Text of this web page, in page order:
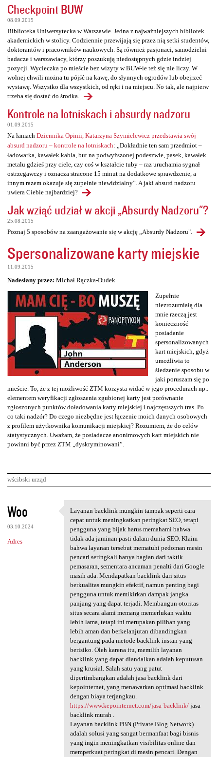
Checkpoint BUW
08.09.2015
Biblioteka Uniwersytecka w Warszawie. Jedna z najważniejszych bibliotek
akademickich w stolicy. Codziennie przewijają się przez nią setki studentów,
doktorantów i pracowników naukowych. Są również pasjonaci, samodzielni
badacze i warszawiacy, którzy poszukują niedostępnych gdzie indziej
pozycji. Wycieczka po mieście bez wizyty w BUW-ie też się nie liczy. W
wolnej chwili można tu pójść na kawę, do słynnych ogrodów lub obejrzeć
wystawę. Wszystko dla wszystkich, od ręki i na miejscu. No tak, ale najpierw
trzeba się dostać do środka.
Kontrole na lotniskach i absurdy nadzoru
01.09.2015
Na łamach Dziennika Opinii, Katarzyna Szymielewicz przedstawia swój
absurd nadzoru – kontrole na lotniskach: „Dokładnie ten sam przedmiot –
ładowarka, kawałek kabla, but na podwyższonej podeszwie, pasek, kawałek
metalu gdzieś przy ciele, czy coś w kształcie tuby – raz uruchamia sygnał
ostrzegawczy i oznacza stracone 15 minut na dodatkowe sprawdzenie, a
innym razem okazuje się zupełnie niewidzialny”. A jaki absurd nadzoru
uwiera Ciebie najbardziej?
Jak wziąć udział w akcji „Absurdy Nadzoru"?
25.08.2015
Poznaj 5 sposobów na zaangażowanie się w akcję „Absurdy Nadzoru".
Spersonalizowane karty miejskie
11.09.2015
Nadesłany przez: Michał Rączka-Dudek
Zupełnie
niezrozumiałą dla
mnie rzeczą jest
konieczność
posiadanie
spersonalizowanych
kart miejskich, gdyż
umożliwia to
śledzenie sposobu w
jaki poruszam się po
mieście. To, że z tej możliwość ZTM korzysta widać w jego procedurach np.:
elementem weryfikacji zgłoszenia zgubionej karty jest porównanie
zgłoszonych punktów doładowania karty miejskiej i najczęstszych tras. Po
co taki nadzór? Do czego niezbędne jest łączenie moich danych osobowych
z profilem użytkownika komunikacji miejskiej? Rozumiem, że do celów
statystycznych. Uważam, że posiadacze anonimowych kart miejskich nie
powinni być przez ZTM „dyskryminowani”.
wścibski urząd
K
o
m
e
Woo
03.10.2024
Adres
Layanan backlink mungkin
Layanan backlink mungkin tampak seperti cara
cepat untuk meningkatkan peringkat SEO, tetapi
pengguna yang bijak harus memahami bahwa
tidak ada jaminan pasti dalam dunia SEO. Klaim
bahwa layanan tersebut mematuhi pedoman mesin
pencari seringkali hanya bagian dari taktik
pemasaran, sementara ancaman penalti dari Google
masih ada. Mendapatkan backlink dari situs
berkualitas mungkin efektif, namun penting bagi
pengguna untuk memikirkan dampak jangka
panjang yang dapat terjadi. Membangun otoritas
situs secara alami memang memerlukan waktu
lebih lama, tetapi ini merupakan pilihan yang
lebih aman dan berkelanjutan dibandingkan
bergantung pada metode backlink instan yang
berisiko. Oleh karena itu, memilih layanan
backlink yang dapat diandalkan adalah keputusan
yang krusial. Salah satu yang patut
dipertimbangkan adalah jasa backlink dari
kepointernet, yang menawarkan optimasi backlink
dengan biaya terjangkau.
https://www.kepointernet.com/jasa-backlink/jasa
backlink murah .
Layanan backlink PBN (Private Blog Network)
adalah solusi yang sangat bermanfaat bagi bisnis
yang ingin meningkatkan visibilitas online dan
memperkuat peringkat di mesin pencari. Dengan